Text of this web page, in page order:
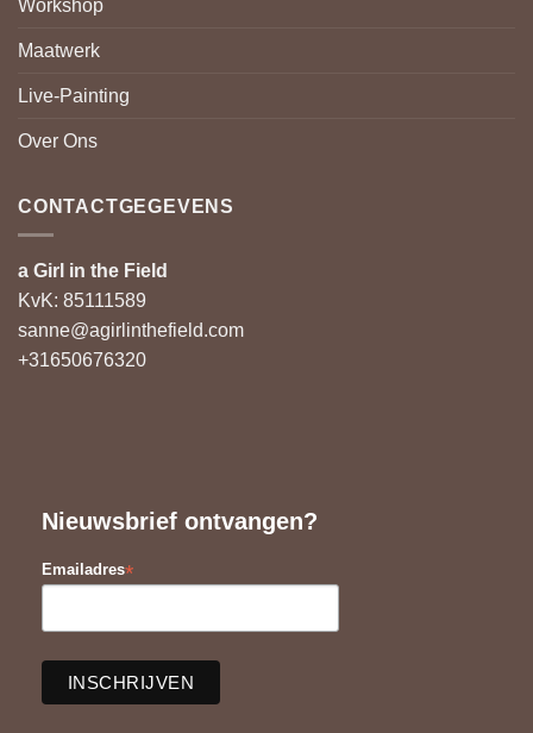
Workshop
Maatwerk
Live-Painting
Over Ons
CONTACTGEGEVENS
a Girl in the Field
KvK: 85111589
sanne@agirlinthefield.com
+31650676320
Nieuwsbrief ontvangen?
Emailadres*